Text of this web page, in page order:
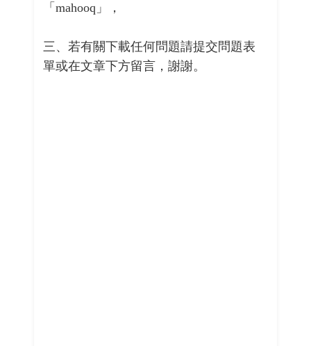
「mahooq」，
三、若有關下載任何問題請提交問題表
單或在文章下方留言，謝謝。